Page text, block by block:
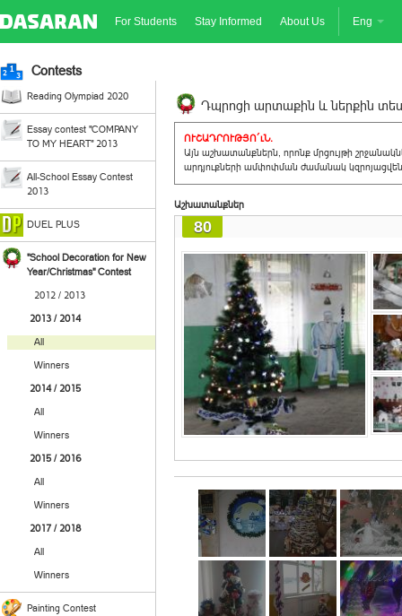
For Students Stay Informed About Us Eng
Contests
Reading Olympiad 2020
Essay contest "COMPANY
TO MY HEART" 2013
All-School Essay Contest
2013
DUEL PLUS
"School Decoration for New
Year/Christmas" Contest
2012 / 2013
2013 / 2014
All
Winners
2014 / 2015
All
Winners
2015 / 2016
All
Winners
2017 / 2018
All
Winners
Painting Contest
Դպրոցի արտաքին և ներքին
ՈՒՇԱԴՐՈՒԹՅՈ´ւՆ.
Այն աշխատանքներն, որոնք մրցույթի
արդյուքների ամփոփման ժամանակ
Աշխատանքներ
80